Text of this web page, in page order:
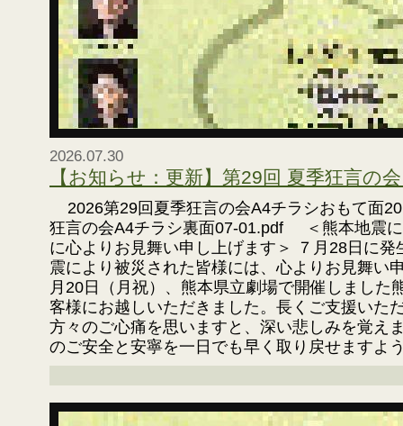
2026.07.30
【お知らせ：更新】第29回 夏季狂言
2026第29回夏季狂言の会A4チラシおもて面
狂言の会A4チラシ裏面07-01.pdf ＜熊本地震
に心よりお見舞い申し上げます＞ ７月28日に発
震により被災された皆様には、心よりお見舞い
月20日（月祝）、熊本県立劇場で開催しました
客様にお越しいただきました。長くご支援いた
方々のご心痛を思いますと、深い悲しみを覚え
のご安全と安寧を一日でも早く取り戻せますよ